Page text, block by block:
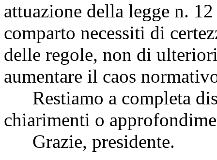
attuazione della legge n.
comparto necessiti di
delle regole, non di
aumentare il caos
Restiamo a completa
chiarimenti o
Grazie, presidente.